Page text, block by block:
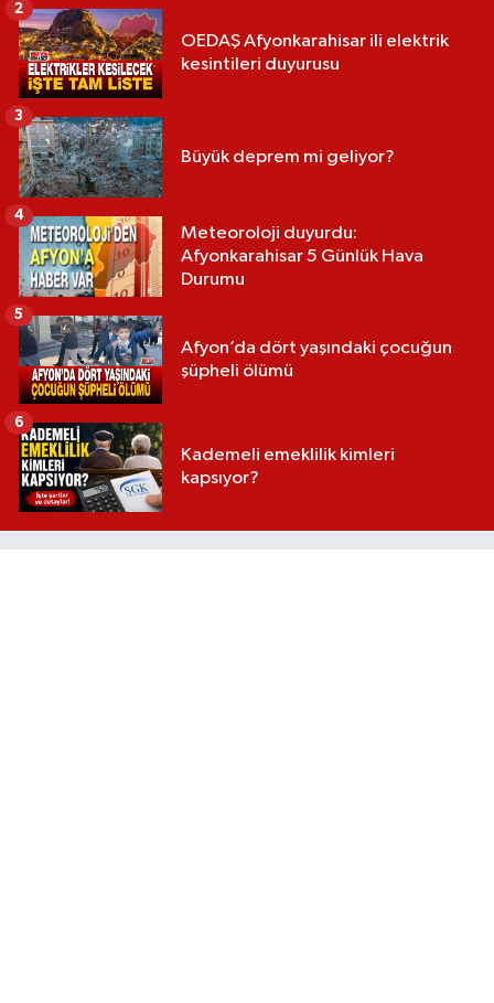
OEDAŞ Afyonkarahisar ili elektrik
kesintileri duyurusu
2
Büyük deprem mi geliyor?
3
Meteoroloji duyurdu:
Afyonkarahisar 5 Günlük Hava
Durumu
4
Afyon’da dört yaşındaki çocuğun
şüpheli ölümü
5
Kademeli emeklilik kimleri
kapsıyor?
6